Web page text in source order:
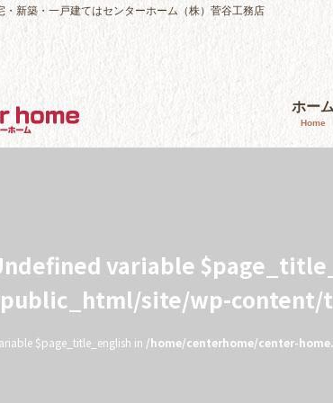
・新築・一戸建てはセンターホーム（株）菅谷工務店
ホーム
Home
variable
site/wp-content/
$page_title_english in /home/centerhome/center-